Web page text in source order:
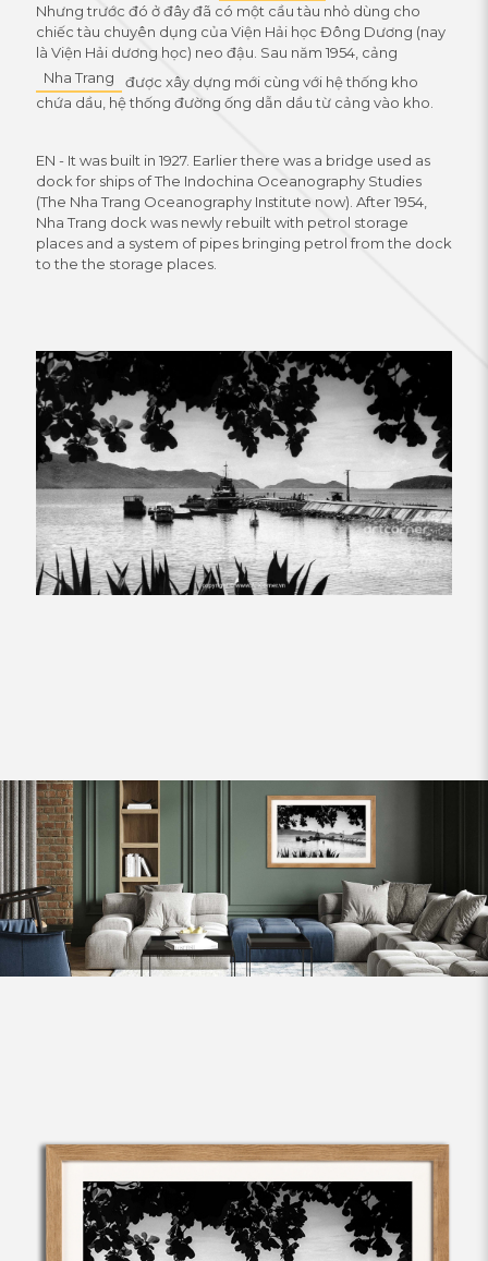
Nhưng trước đó ở đây đã có một cầu tàu nhỏ dùng cho
chiếc tàu chuyên dụng của Viện Hải học Đông Dương (nay
là Viện Hải dương học) neo đậu. Sau năm 1954, cảng
Nha Trang
được xây dựng mới cùng với hệ thống kho
chứa dầu, hệ thống đường ống dẫn dầu từ cảng vào kho.
EN - It was built in 1927. Earlier there was a bridge used as
dock for ships of The Indochina Oceanography Studies
(The Nha Trang Oceanography Institute now). After 1954,
Nha Trang dock was newly rebuilt with petrol storage
places and a system of pipes bringing petrol from the dock
to the the storage places.